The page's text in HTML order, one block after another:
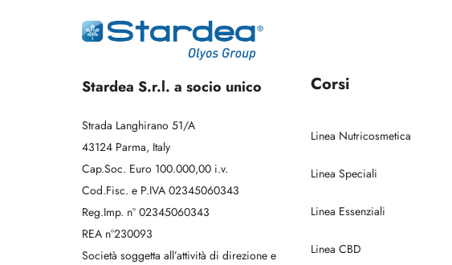
Stardea S.r.l. a socio unico
Strada Langhirano 51/A
43124 Parma, Italy
Cap.Soc. Euro 100.000,00 i.v.
Cod.Fisc. e P.IVA 02345060343
Reg.Imp. n° 02345060343
REA n°230093
Società soggetta all’attività di direzione e
Corsi
Linea Nutricosmetica
Linea Speciali
Linea Essenziali
Linea CBD